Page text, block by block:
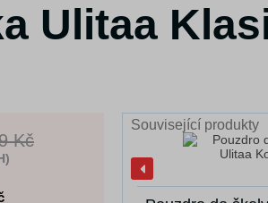
Ulitaa
Kč
Související produkty